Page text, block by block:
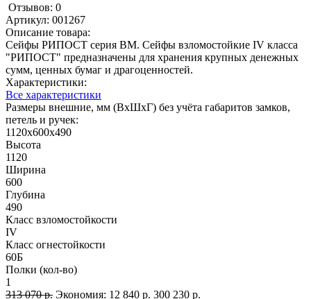
Отзывов: 0
Артикул: 001267
Описание товара:
Сейфы РИПОСТ серия ВМ. Сейфы взломостойкие IV класса
"РИПОСТ" предназначены для хранения крупных денежных
сумм, ценных бумаг и драгоценностей.
Характеристики:
Все характеристики
Размеры внешние, мм (ВхШхГ) без учёта габаритов замков,
петель и ручек:
1120х600х490
Высота
1120
Ширина
600
Глубина
490
Класс взломостойкости
IV
Класс огнестойкости
60Б
Полки (кол-во)
1
313 070 р. Экономия: 12 840 р. 300 230 р.